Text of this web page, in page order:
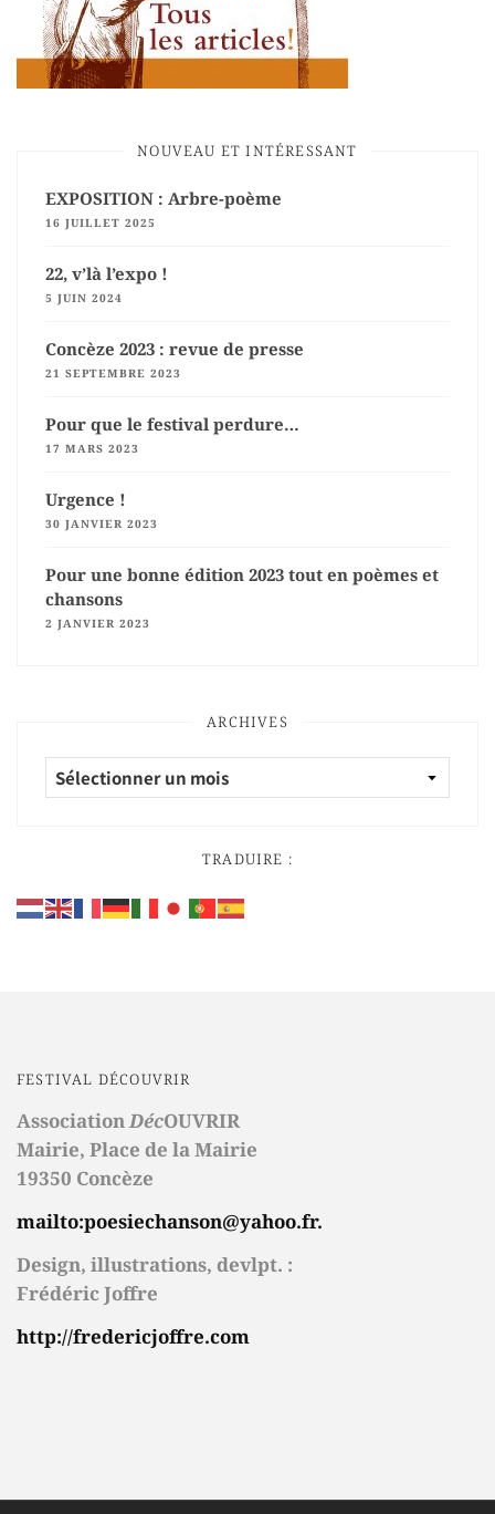
NOUVEAU ET INTÉRESSANT
EXPOSITION : Arbre-poème
16 JUILLET 2025
22, v’là l’expo !
5 JUIN 2024
Concèze 2023 : revue de presse
21 SEPTEMBRE 2023
Pour que le festival perdure…
17 MARS 2023
Urgence !
30 JANVIER 2023
Pour une bonne édition 2023 tout en poèmes et
chansons
2 JANVIER 2023
ARCHIVES
TRADUIRE :
FESTIVAL DÉCOUVRIR
Association DécOUVRIR
Mairie, Place de la Mairie
19350 Concèze
mailto:poesiechanson@yahoo.fr.
Design, illustrations, devlpt. :
Frédéric Joffre
http://fredericjoffre.com